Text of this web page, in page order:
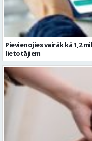
Pievienojies vairāk kā 1,2
lietotājiem